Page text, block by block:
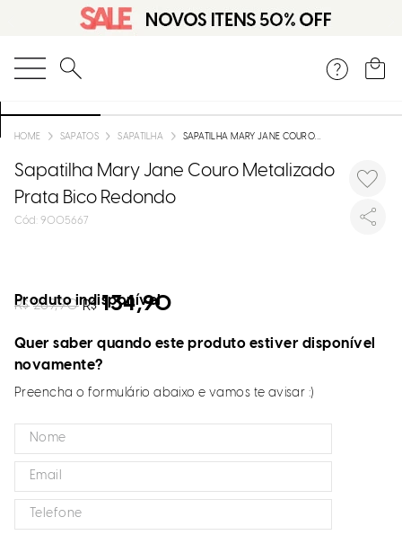
O que você está procurando?
SAPATOS SAPATILHA SAPATILHA MARY JANE COURO METALIZADO PRATA BICO REDONDO
Sapatilha Mary Jane Couro Metalizado
Prata Bico Redondo
: 9005667
R$ 269,90 R$ 134,90
Produto indisponível
Quer saber quando este produto estiver disponível
novamente?
Preencha o formulário abaixo e vamos te avisar :)